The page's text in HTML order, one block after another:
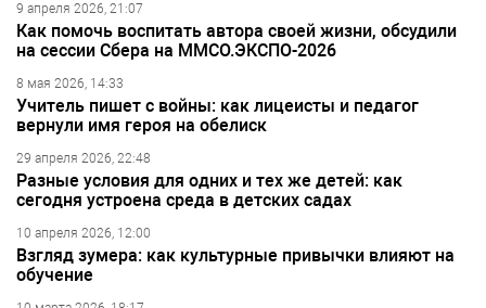
9 апреля 2026, 21:07
Как помочь воспитать автора своей жизни, обсудили
на сессии Сбера на ММСО.ЭКСПО-2026
8 мая 2026, 14:33
Учитель пишет с войны: как лицеисты и педагог
вернули имя героя на обелиск
29 апреля 2026, 22:48
Разные условия для одних и тех же детей: как
сегодня устроена среда в детских садах
10 апреля 2026, 12:00
Взгляд зумера: как культурные привычки влияют на
обучение